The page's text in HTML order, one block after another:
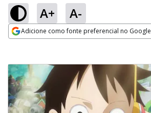
A+ A-
Adicione como fonte preferencial no Google